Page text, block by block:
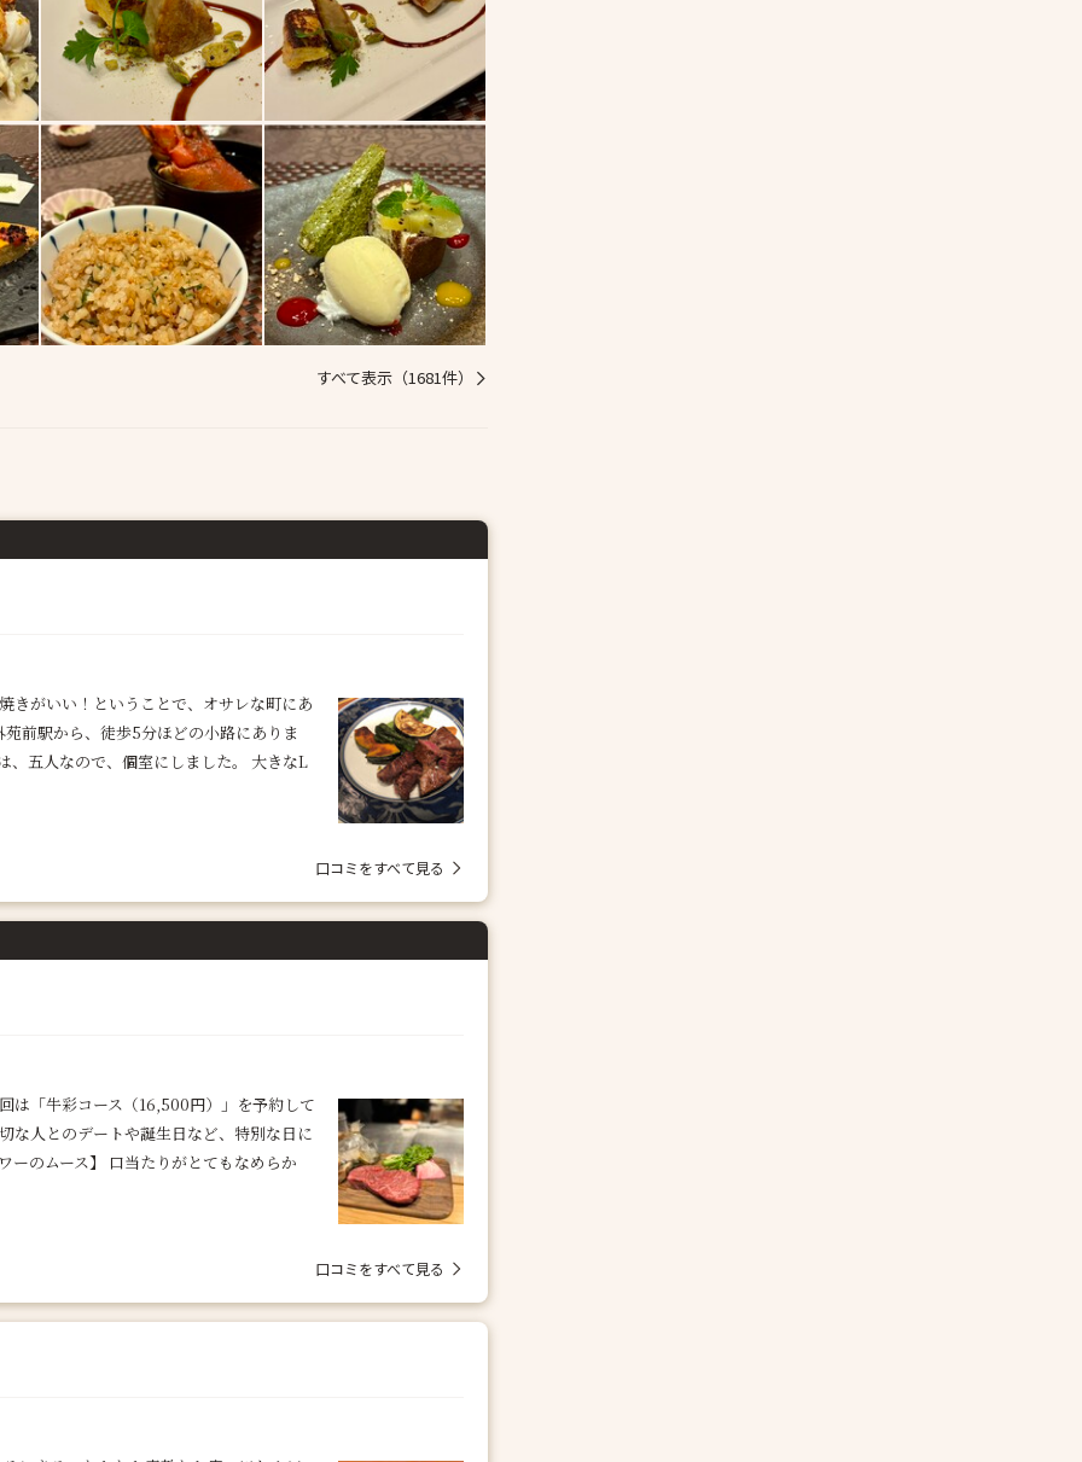
すべて表示（1681件）
きがいい！ということで、オサレな町にあ
前駅から、徒歩5分ほどの小路にありま
、五人なので、個室にしました。 大きなL
口コミをすべて見る
は「牛彩コース（16,500円）」を予約して
な人とのデートや誕生日など、特別な日に
ーのムース】 口当たりがとてもなめらか
口コミをすべて見る